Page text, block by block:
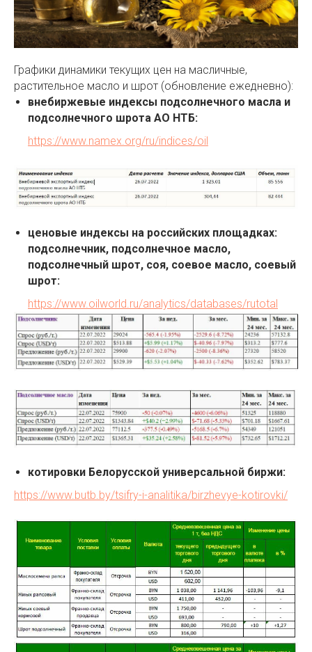
Графики динамики текущих цен на масличные,
растительное масло и шрот (обновление ежедневно):
внебиржевые индексы подсолнечного масла и
подсолнечного шрота АО НТБ:
https://www.namex.org/ru/indices/oil
ценовые индексы на российских площадках:
подсолнечник, подсолнечное масло,
подсолнечный шрот, соя, соевое масло, соевый
шрот:
https://www.oilworld.ru/analytics/databases/rutotal
котировки Белорусской универсальной биржи:
https://www.butb.by/tsifry-i-analitika/birzhevye-kotirovki/